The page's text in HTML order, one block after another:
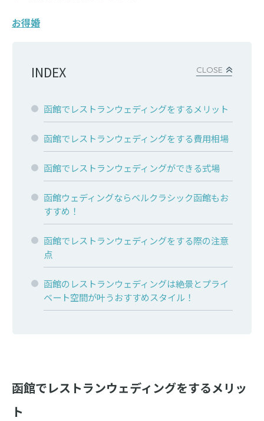
お得婚
CLOSE
INDEX
函館でレストランウェディングをするメリット
函館でレストランウェディングをする費用相場
函館でレストランウェディングができる式場
函館ウェディングならベルクラシック函館もお
すすめ！
函館でレストランウェディングをする際の注意
点
函館のレストランウェディングは絶景とプライ
ベート空間が叶うおすすめスタイル！
函館でレストランウェディングをするメリッ
ト